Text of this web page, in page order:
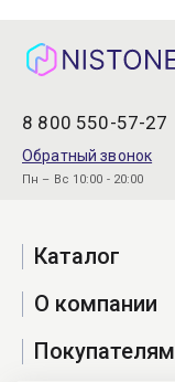
8 800 550-57-27
Обратный звонок
Пн – Вс 10:00 - 20:00
Каталог
О компании
Покупателям